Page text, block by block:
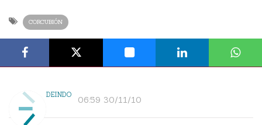
CORCUBIÓN
DEINDO 06:59 30/11/10